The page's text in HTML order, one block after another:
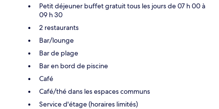
Petit déjeuner buffet gratuit tous les jours de 07 h 00 à
09 h 30
2 restaurants
Bar/lounge
Bar de plage
Bar en bord de piscine
Café
Café/thé dans les espaces communs
Service d'étage (horaires limités)